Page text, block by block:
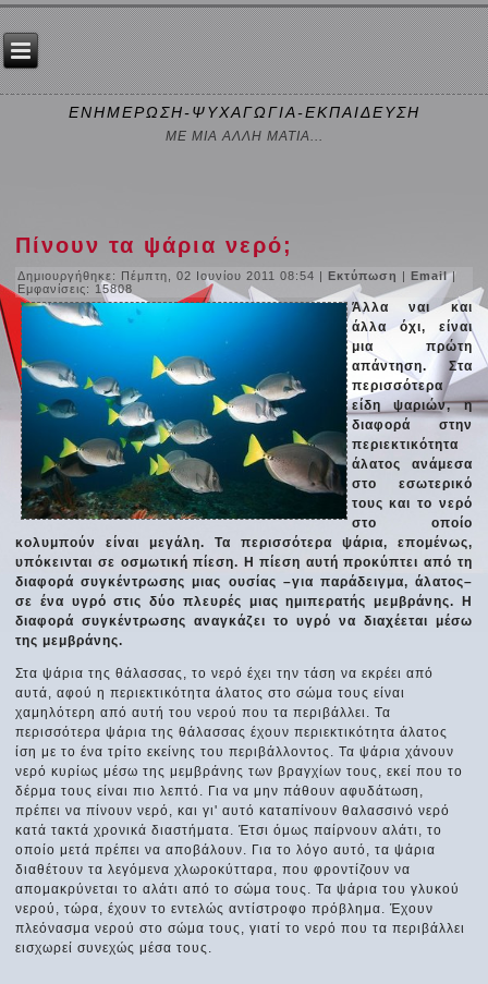
ΕΝΗΜΕΡΩΣΗ-ΨΥΧΑΓΩΓΙΑ-ΕΚΠΑΙΔΕΥΣΗ
ΜΕ ΜΙΑ ΑΛΛΗ ΜΑΤΙΑ...
Πίνουν τα ψάρια νερό;
Δημιουργήθηκε: Πέμπτη, 02 Ιουνίου 2011 08:54 |Εκτύπωση |Email|
Εμφανίσεις: 15808
Άλλα ναι και
άλλα όχι, είναι
μια πρώτη
απάντηση. Στα
περισσότερα
είδη ψαριών, η
διαφορά στην
περιεκτικότητα
άλατος ανάμεσα
στο εσωτερικό
τους και το νερό
στο οποίο
κολυμπούν είναι μεγάλη. Τα περισσότερα ψάρια, επομένως,
υπόκεινται σε οσμωτική πίεση. Η πίεση αυτή προκύπτει από τη
διαφορά συγκέντρωσης μιας ουσίας –για παράδειγμα, άλατος–
σε ένα υγρό στις δύο πλευρές μιας ημιπερατής μεμβράνης. Η
διαφορά συγκέντρωσης αναγκάζει το υγρό να διαχέεται μέσω
της μεμβράνης.
Στα ψάρια της θάλασσας, το νερό έχει την τάση να εκρέει από
αυτά, αφού η περιεκτικότητα άλατος στο σώμα τους είναι
χαμηλότερη από αυτή του νερού που τα περιβάλλει. Τα
περισσότερα ψάρια της θάλασσας έχουν περιεκτικότητα άλατος
ίση με το ένα τρίτο εκείνης του περιβάλλοντος. Τα ψάρια χάνουν
νερό κυρίως μέσω της μεμβράνης των βραγχίων τους, εκεί που το
δέρμα τους είναι πιο λεπτό. Για να μην πάθουν αφυδάτωση,
πρέπει να πίνουν νερό, και γι' αυτό καταπίνουν θαλασσινό νερό
κατά τακτά χρονικά διαστήματα. Έτσι όμως παίρνουν αλάτι, το
οποίο μετά πρέπει να αποβάλουν. Για το λόγο αυτό, τα ψάρια
διαθέτουν τα λεγόμενα χλωροκύτταρα, που φροντίζουν να
απομακρύνεται το αλάτι από το σώμα τους. Τα ψάρια του γλυκού
νερού, τώρα, έχουν το εντελώς αντίστροφο πρόβλημα. Έχουν
πλεόνασμα νερού στο σώμα τους, γιατί το νερό που τα περιβάλλει
εισχωρεί συνεχώς μέσα τους.